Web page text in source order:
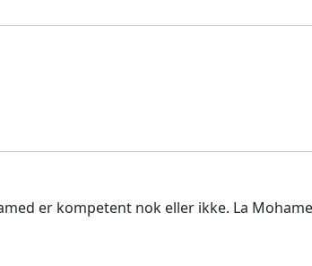
er kompetent nok eller ikke. La